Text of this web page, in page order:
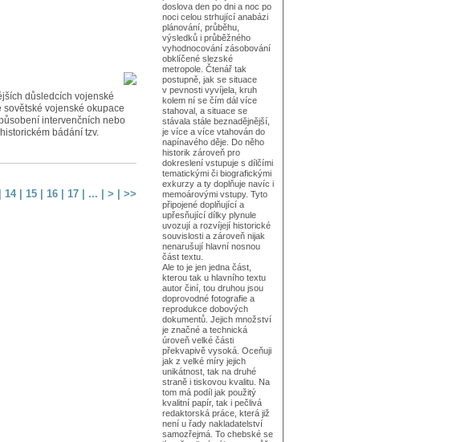
důsledcích vojenské
vojenské okupace
intervenčních nebo
bádání tzv.
14| 15 16 17 | ... | > >>
doslova den po dni a noc po
noci celou strhující anabázi
plánování, průběhu,
výsledků i průběžného
vyhodnocování zásobování
obklíčené slezské
metropole. Čtenář tak
postupně, jak se situace
v pevnosti vyvíjela, kruh
kolem ní se čím dál více
stahoval, a situace se
stávala stále beznadějnější,
je více a více vtahován do
napínavého děje. Do něho
historik zároveň pro
dokreslení vstupuje s dílčími
tematickými či biografickými
exkurzy a ty doplňuje navíc i
memoárovými vstupy. Tyto
připojené doplňující a
upřesňující dílky plynule
uvozují a rozvíjejí historické
souvislosti a zároveň nijak
nenarušují hlavní nosnou
část textu.
Ale to je jen jedna část,
kterou tak u hlavního textu
autor činí, tou druhou jsou
doprovodné fotografie a
reprodukce dobových
dokumentů. Jejich množství
je značné a technická
úroveň velké části
překvapivě vysoká. Oceňuji
jak z velké míry jejich
unikátnost, tak na druhé
straně i tiskovou kvalitu. Na
tom má podíl jak použitý
kvalitní papír, tak i pečlivá
redaktorská práce, která již
není u řady nakladatelství
samozřejmá. To chebské se